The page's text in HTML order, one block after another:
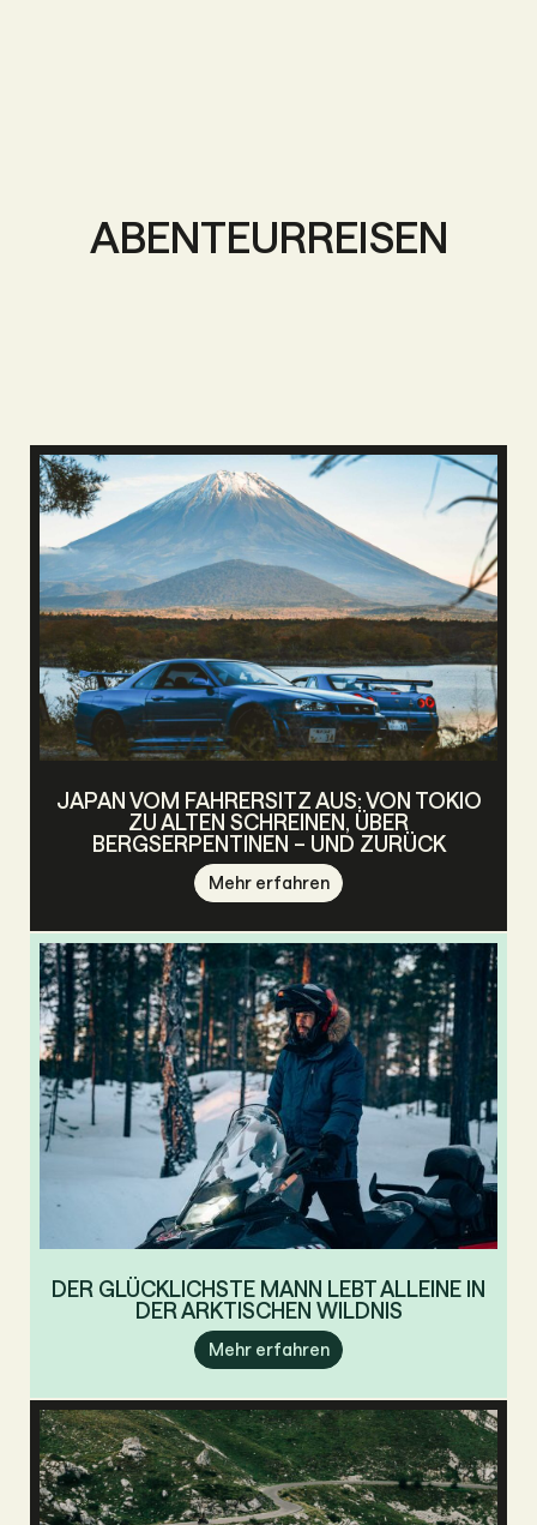
ABENTEURREISEN
JAPAN VOM FAHRERSITZ AUS: VON TOKIO
ZU ALTEN SCHREINEN, ÜBER
BERGSERPENTINEN – UND ZURÜCK
Mehr erfahren
DER GLÜCKLICHSTE MANN LEBT ALLEINE IN
DER ARKTISCHEN WILDNIS
Mehr erfahren